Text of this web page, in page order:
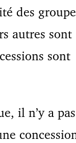
des
autres sont
sont
il n’y a pas